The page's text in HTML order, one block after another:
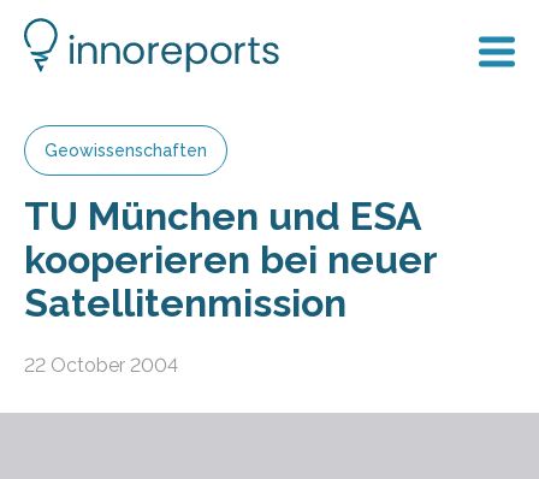
Geowissenschaften
TU München und ESA
kooperieren bei neuer
Satellitenmission
22 October 2004